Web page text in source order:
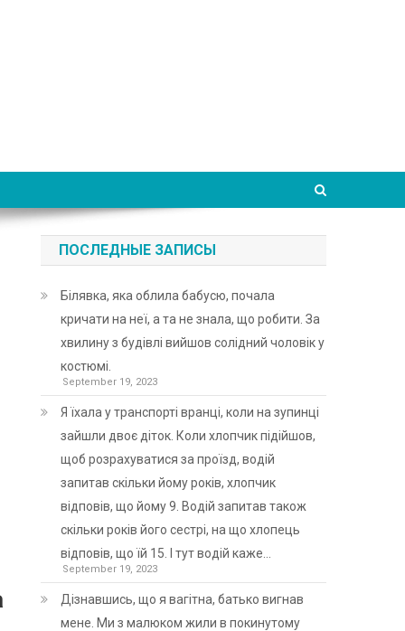
ПОСЛЕДНЫЕ ЗАПИСЫ
Білявка, яка облила бабусю, почала
кричати на неї, а та не знала, що робити. За
хвилину з будівлі вийшов солідний чоловік у
костюмі.
September 19, 2023
Я їхала у транспорті вранці, коли на зупинці
зайшли двоє діток. Коли хлопчик підійшов,
щоб розрахуватися за проїзд, водій
запитав скільки йому років, хлопчик
відповів, що йому 9. Водій запитав також
скільки років його сестрі, на що хлопець
відповів, що їй 15. І тут водій каже…
September 19, 2023
Дізнавшись, що я вагітна, батько вигнав
мене. Ми з малюком жили в покинутому